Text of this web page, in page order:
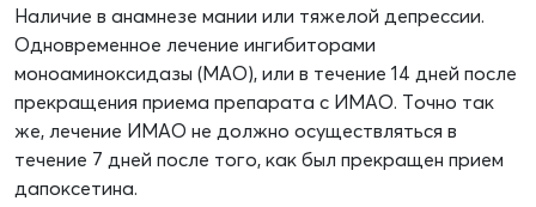
Наличие в анамнезе мании или тяжелой депрессии.
Одновременное лечение ингибиторами
моноаминоксидазы (МАО), или в течение 14 дней после
прекращения приема препарата с ИМАО. Точно так
же, лечение ИМАО не должно осуществляться в
течение 7 дней после того, как был прекращен прием
дапоксетина.